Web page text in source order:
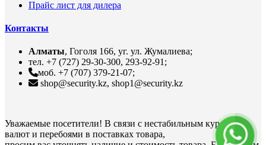
Прайс лист для дилера
Контакты
Алматы, Гоголя 166, уг. ул. Жумалиева;
тел. +7 (727) 29-30-300, 293-92-91;
моб. +7 (707) 379-21-07;
shop@security.kz, shop1@security.kz
Уважаемые посетители! В связи с нестабильным курсом
валют и перебоями в поставках товара,